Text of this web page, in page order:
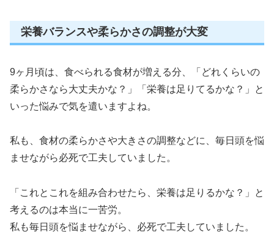
栄養バランスや柔らかさの調整が大変
9ヶ月頃は、食べられる食材が増える分、「どれくらいの
柔らかさなら大丈夫かな？」「栄養は足りてるかな？」と
いった悩みで気を遣いますよね。
私も、食材の柔らかさや大きさの調整などに、毎日頭を悩
ませながら必死で工夫していました。
「これとこれを組み合わせたら、栄養は足りるかな？」と
考えるのは本当に一苦労。
私も毎日頭を悩ませながら、必死で工夫していました。